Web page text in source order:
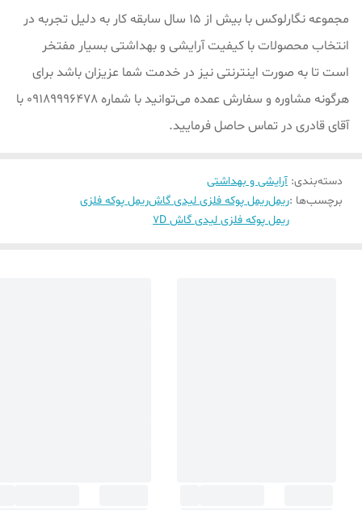
مجموعه نگارلوکس با بیش از ۱۵ سال سابقه کار به دلیل تجربه در
انتخاب محصولات با کیفیت آرایشی و بهداشتی بسیار مفتخر
است تا به صورت اینترنتی نیز در خدمت شما عزیزان باشد برای
هرگونه مشاوره و سفارش عمده می‌توانید با شماره 09189996478 با
آقای قادری در تماس حاصل فرمایید.
دسته‌بندی: آرایشی و بهداشتی
برچسب‌ها :ریملریمل پوکه فلزی لیدی گاشریمل پوکه فلزی
ریمل پوکه فلزی لیدی گاش 7D